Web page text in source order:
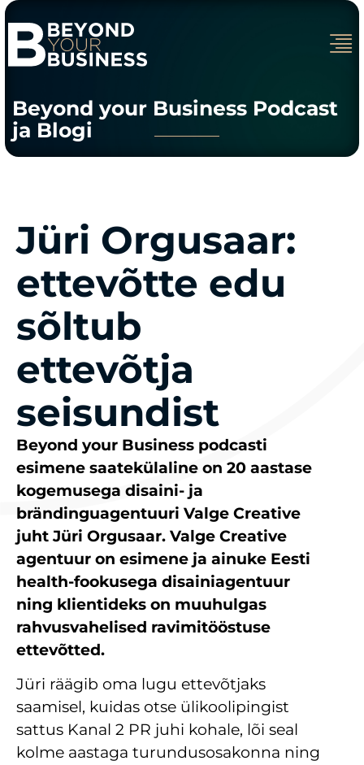
Beyond your Business Podcast
ja Blogi
Jüri Orgusaar:
ettevõtte edu
sõltub
ettevõtja
seisundist
Beyond your Business podcasti
esimene saatekülaline on 20 aastase
kogemusega disaini- ja
brändinguagentuuri Valge Creative
juht Jüri Orgusaar. Valge Creative
agentuur on esimene ja ainuke Eesti
health-fookusega disainiagentuur
ning klientideks on muuhulgas
rahvusvahelised ravimitööstuse
ettevõtted.
Jüri räägib oma lugu ettevõtjaks
saamisel, kuidas otse ülikoolipingist
sattus Kanal 2 PR juhi kohale, lõi seal
kolme aastaga turundusosakonna ning